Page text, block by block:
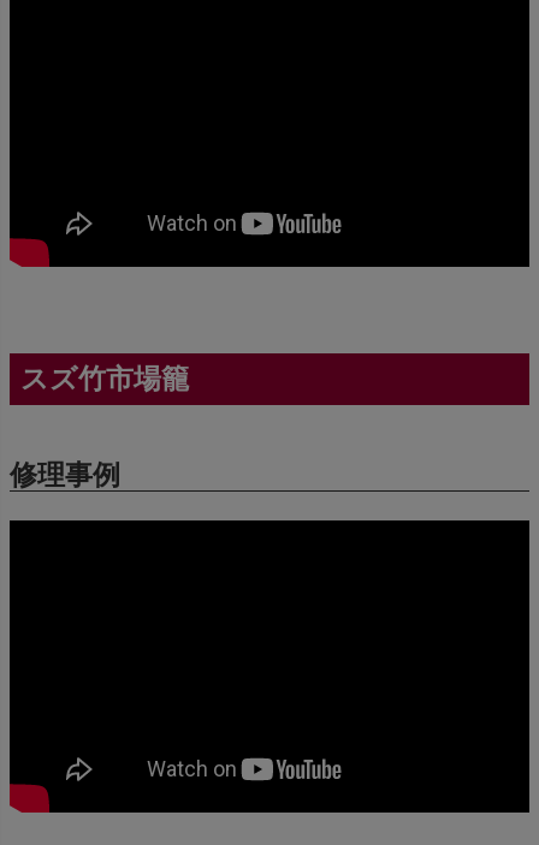
スズ竹市場籠
修理事例